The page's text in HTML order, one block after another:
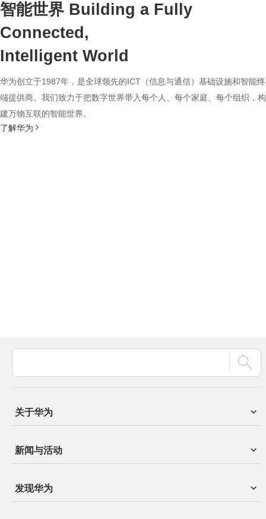
智能世界 Building a Fully
Connected,
Intelligent World
华为创立于1987年，是全球领先的ICT（信息与通信）基础设施和智能终
端提供商。我们致力于把数字世界带入每个人、每个家庭、每个组织，构
建万物互联的智能世界。
了解华为
关于华为
新闻与活动
发现华为